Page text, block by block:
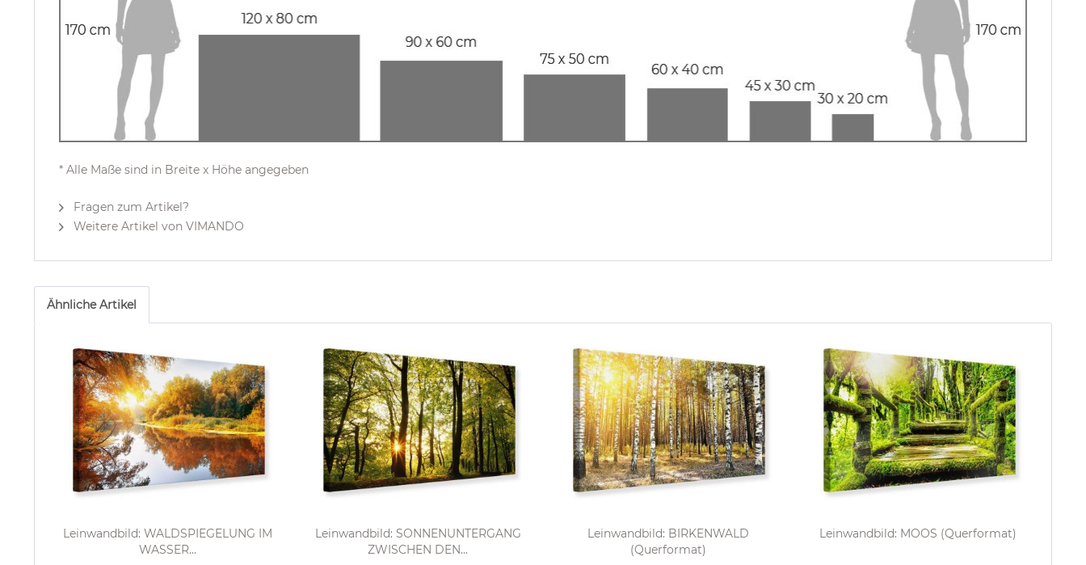
* Alle Maße sind in Breite x Höhe angegeben
Fragen zum Artikel?
Weitere Artikel von VIMANDO
Ähnliche Artikel
Leinwandbild: WALDSPIEGELUNG IM
WASSER...
Leinwandbild: SONNENUNTERGANG
ZWISCHEN DEN...
Leinwandbild: BIRKENWALD
(Querformat)
Leinwandbild: MOOS (Querformat)